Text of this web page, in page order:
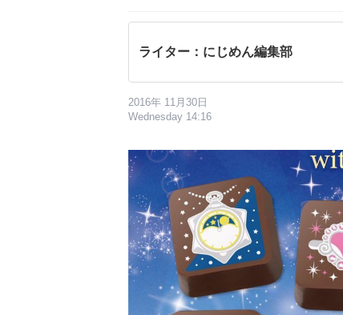
ライター：にじめん編集部
2016年 11月30日
Wednesday 14:16